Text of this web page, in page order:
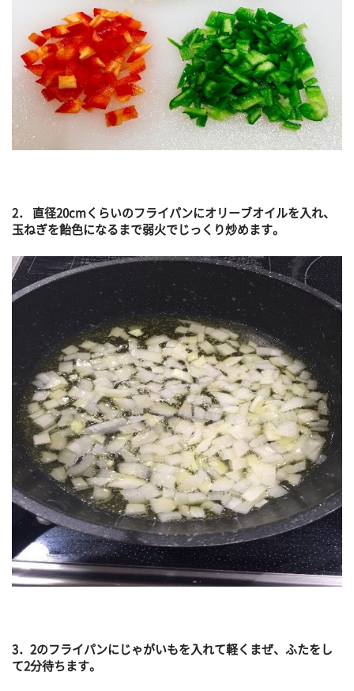
2． 直径20cmくらいのフライパンにオリーブオイルを入れ、
玉ねぎを飴色になるまで弱火でじっくり炒めます。
3．2のフライパンにじゃがいもを入れて軽くまぜ、ふたをし
て2分待ちます。